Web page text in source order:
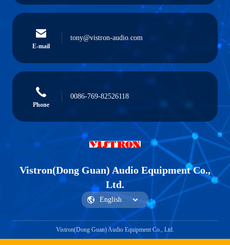
E-mail
tony@vistron-audio.com
Phone
0086-769-82526118
Vistron(Dong Guan) Audio Equipment Co.,
Ltd.
Vistron(Dong Guan) Audio Equipment Co., Ltd.